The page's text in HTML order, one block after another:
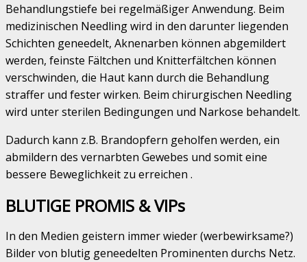
Behandlungstiefe bei regelmäßiger Anwendung. Beim
medizinischen Needling wird in den darunter liegenden
Schichten geneedelt, Aknenarben können abgemildert
werden, feinste Fältchen und Knitterfältchen können
verschwinden, die Haut kann durch die Behandlung
straffer und fester wirken. Beim chirurgischen Needling
wird unter sterilen Bedingungen und Narkose behandelt.
Dadurch kann z.B. Brandopfern geholfen werden, ein
abmildern des vernarbten Gewebes und somit eine
bessere Beweglichkeit zu erreichen .
BLUTIGE PROMIS & VIPs
In den Medien geistern immer wieder (werbewirksame?)
Bilder von blutig geneedelten Prominenten durchs Netz.